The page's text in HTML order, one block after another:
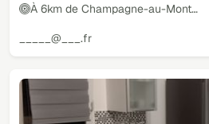
À 6km de Champagne-au-Mont…
_____@___.fr